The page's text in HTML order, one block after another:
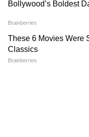
गोवा सिर्फ पैसों के
अंदाज में भी खास है।
वजह से यहां की
है। यहां आपको
पहाड़ी इलाकों में